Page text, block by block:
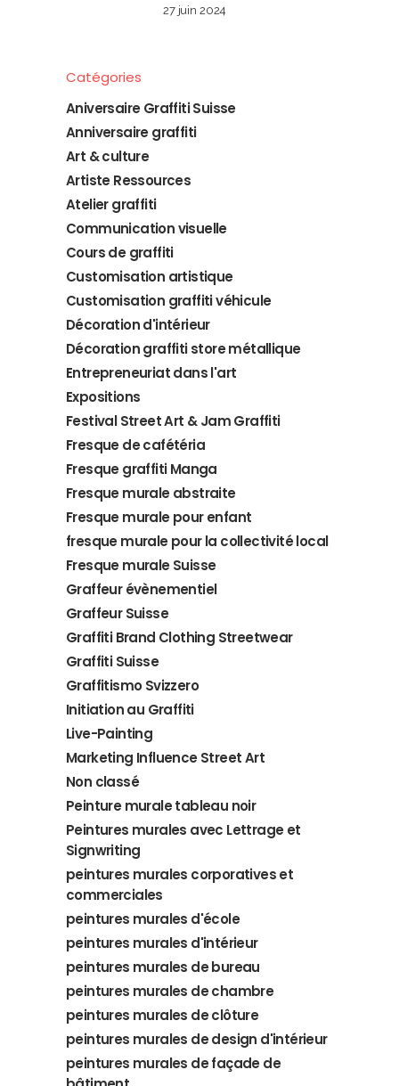
27 juin 2024
Catégories
Aniversaire Graffiti Suisse
Anniversaire graffiti
Art & culture
Artiste Ressources
Atelier graffiti
Communication visuelle
Cours de graffiti
Customisation artistique
Customisation graffiti véhicule
Décoration d'intérieur
Décoration graffiti store métallique
Entrepreneuriat dans l'art
Expositions
Festival Street Art & Jam Graffiti
Fresque de cafétéria
Fresque graffiti Manga
Fresque murale abstraite
Fresque murale pour enfant
fresque murale pour la collectivité local
Fresque murale Suisse
Graffeur évènementiel
Graffeur Suisse
Graffiti Brand Clothing Streetwear
Graffiti Suisse
Graffitismo Svizzero
Initiation au Graffiti
Live-Painting
Marketing Influence Street Art
Non classé
Peinture murale tableau noir
Peintures murales avec Lettrage et
Signwriting
peintures murales corporatives et
commerciales
peintures murales d'école
peintures murales d'intérieur
peintures murales de bureau
peintures murales de chambre
peintures murales de clôture
peintures murales de design d'intérieur
peintures murales de façade de